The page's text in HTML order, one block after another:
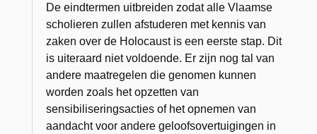
De eindtermen uitbreiden zodat alle Vlaamse
scholieren zullen afstuderen met kennis van
zaken over de Holocaust is een eerste stap. Dit
is uiteraard niet voldoende. Er zijn nog tal van
andere maatregelen die genomen kunnen
worden zoals het opzetten van
sensibiliseringsacties of het opnemen van
aandacht voor andere geloofsovertuigingen in